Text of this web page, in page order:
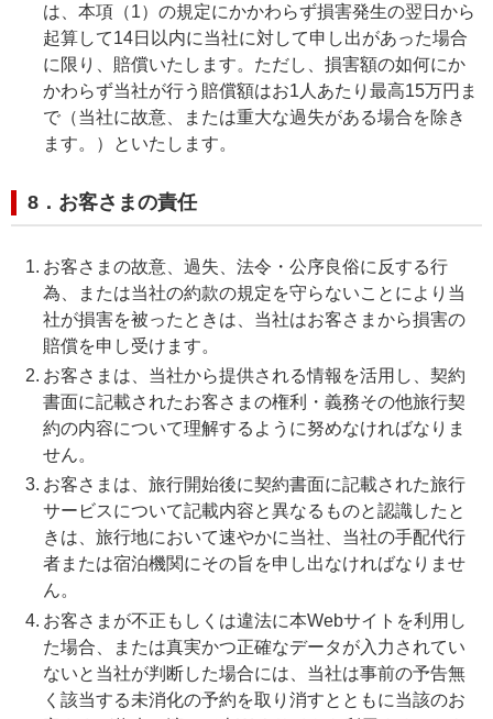
は、本項（1）の規定にかかわらず損害発生の翌日から
起算して14日以内に当社に対して申し出があった場合
に限り、賠償いたします。ただし、損害額の如何にか
かわらず当社が行う賠償額はお1人あたり最高15万円ま
で（当社に故意、または重大な過失がある場合を除き
ます。）といたします。
8．お客さまの責任
お客さまの故意、過失、法令・公序良俗に反する行
為、または当社の約款の規定を守らないことにより当
社が損害を被ったときは、当社はお客さまから損害の
賠償を申し受けます。
お客さまは、当社から提供される情報を活用し、契約
書面に記載されたお客さまの権利・義務その他旅行契
約の内容について理解するように努めなければなりま
せん。
お客さまは、旅行開始後に契約書面に記載された旅行
サービスについて記載内容と異なるものと認識したと
きは、旅行地において速やかに当社、当社の手配代行
者または宿泊機関にその旨を申し出なければなりませ
ん。
お客さまが不正もしくは違法に本Webサイトを利用し
た場合、または真実かつ正確なデータが入力されてい
ないと当社が判断した場合には、当社は事前の予告無
く該当する未消化の予約を取り消すとともに当該のお